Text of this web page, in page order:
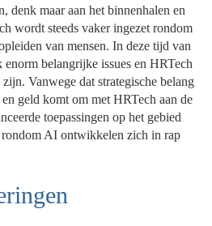
organisatiestrategie
denk maar aan het binnenhalen en
wordt steeds vaker ingezet rondom
van mensen. In deze tijd van
belangrijke issues en HRTech
Vanwege dat strategische belang
geld komt om met HRTech aan de
toepassingen op het gebied
rondom AI ontwikkelen zich in rap